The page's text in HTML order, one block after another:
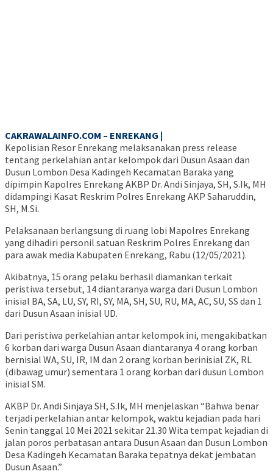
CAKRAWALAINFO.COM – ENREKANG |
Kepolisian Resor Enrekang melaksanakan press release
tentang perkelahian antar kelompok dari Dusun Asaan dan
Dusun Lombon Desa Kadingeh Kecamatan Baraka yang
dipimpin Kapolres Enrekang AKBP Dr. Andi Sinjaya, SH, S.Ik, MH
didampingi Kasat Reskrim Polres Enrekang AKP Saharuddin,
SH, M.Si.
Pelaksanaan berlangsung di ruang lobi Mapolres Enrekang
yang dihadiri personil satuan Reskrim Polres Enrekang dan
para awak media Kabupaten Enrekang, Rabu (12/05/2021).
Akibatnya, 15 orang pelaku berhasil diamankan terkait
peristiwa tersebut, 14 diantaranya warga dari Dusun Lombon
inisial BA, SA, LU, SY, RI, SY, MA, SH, SU, RU, MA, AC, SU, SS dan 1
dari Dusun Asaan inisial UD.
Dari peristiwa perkelahian antar kelompok ini, mengakibatkan
6 korban dari warga Dusun Asaan diantaranya 4 orang korban
bernisial WA, SU, IR, IM dan 2 orang korban berinisial ZK, RL
(dibawag umur) sementara 1 orang korban dari dusun Lombon
inisial SM.
AKBP Dr. Andi Sinjaya SH, S.Ik, MH menjelaskan “Bahwa benar
terjadi perkelahian antar kelompok, waktu kejadian pada hari
Senin tanggal 10 Mei 2021 sekitar 21.30 Wita tempat kejadian di
jalan poros perbatasan antara Dusun Asaan dan Dusun Lombon
Desa Kadingeh Kecamatan Baraka tepatnya dekat jembatan
Dusun Asaan.”